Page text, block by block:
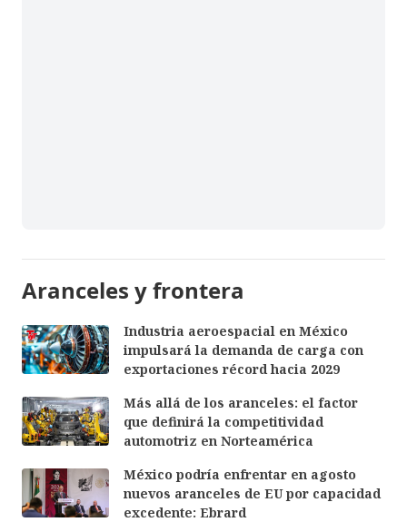
Aranceles y frontera
Industria aeroespacial en México
impulsará la demanda de carga con
exportaciones récord hacia 2029
Más allá de los aranceles: el factor
que definirá la competitividad
automotriz en Norteamérica
México podría enfrentar en agosto
nuevos aranceles de EU por capacidad
excedente: Ebrard